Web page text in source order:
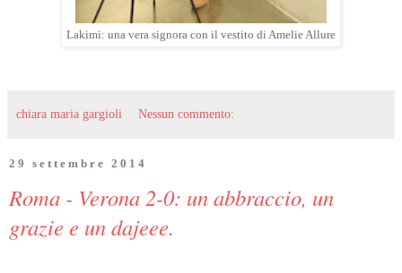
Lakimi: una vera signora con il vestito di Amelie Allure
chiara maria gargioli Nessun commento:
29 settembre 2014
Roma - Verona 2-0: un abbraccio, un
grazie e un dajeee.